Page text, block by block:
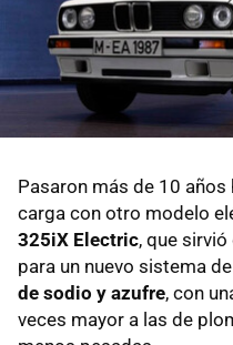
Pasaron más de 10
carga con otro modelo
325iX Electric, que
para un nuevo sistema de
de sodio y azufre, con
veces mayor a las de